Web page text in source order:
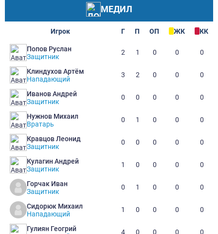
МЕДИЛ
Игрок Г П ОП ЖК КК
Попов Руслан
Защитник
2 1 0 0 0
Клиндухов Артём
Нападающий
3 2 0 0 0
Иванов Андрей
Защитник
0 0 0 0 0
Нужнов Михаил
Вратарь
0 1 0 0 0
Кравцов Леонид
Защитник
0 0 0 0 0
Кулагин Андрей
Защитник
1 0 0 0 0
Горчак Иван
Защитник
0 1 0 0 0
Сидорюк Михаил
Нападающий
1 0 0 0 0
Гулиян Геогрий
4 0 0 0 0